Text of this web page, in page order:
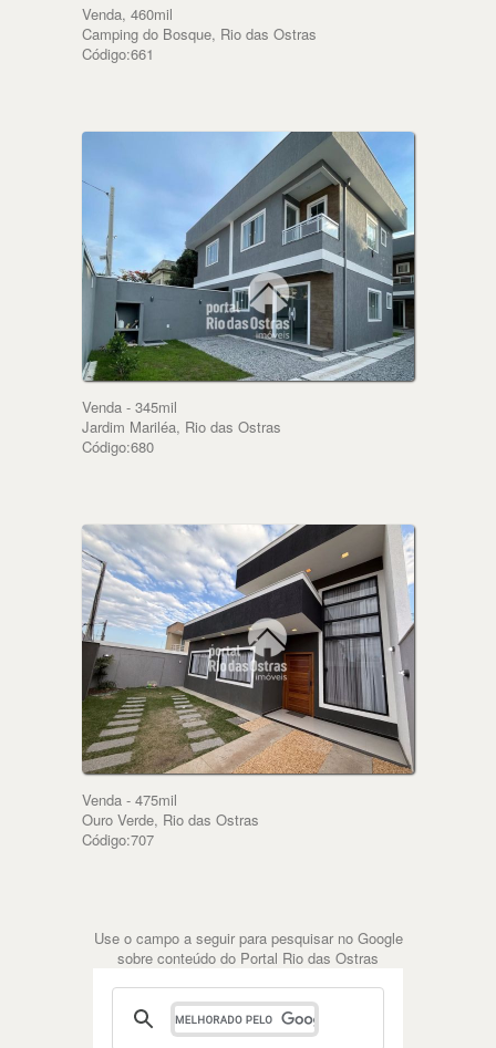
Venda, 460mil
Camping do Bosque, Rio das Ostras
Código:661
Venda - 345mil
Jardim Mariléa, Rio das Ostras
Código:680
Venda - 475mil
Ouro Verde, Rio das Ostras
Código:707
Use o campo a seguir para pesquisar no Google
sobre conteúdo do Portal Rio das Ostras